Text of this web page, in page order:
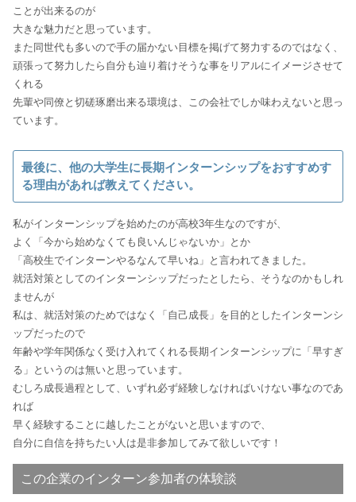
ことが出来るのが
大きな魅力だと思っています。
また同世代も多いので手の届かない目標を掲げて努力するのではなく、
頑張って努力したら自分も辿り着けそうな事をリアルにイメージさせて
くれる
先輩や同僚と切磋琢磨出来る環境は、この会社でしか味わえないと思っ
ています。
最後に、他の大学生に長期インターンシップをおすすめす
る理由があれば教えてください。
私がインターンシップを始めたのが高校3年生なのですが、
よく「今から始めなくても良いんじゃないか」とか
「高校生でインターンやるなんて早いね」と言われてきました。
就活対策としてのインターンシップだったとしたら、そうなのかもしれ
ませんが
私は、就活対策のためではなく「自己成長」を目的としたインターンシ
ップだったので
年齢や学年関係なく受け入れてくれる長期インターンシップに「早すぎ
る」というのは無いと思っています。
むしろ成長過程として、いずれ必ず経験しなければいけない事なのであ
れば
早く経験することに越したことがないと思いますので、
自分に自信を持ちたい人は是非参加してみて欲しいです！
この企業のインターン参加者の体験談